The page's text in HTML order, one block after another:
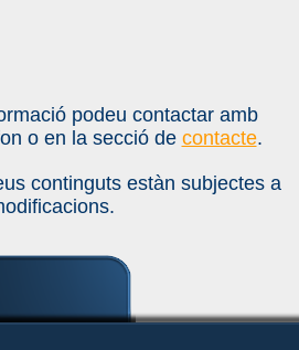
podeu contactar amb
o en la secció de contacte.
continguts estàn subjectes a